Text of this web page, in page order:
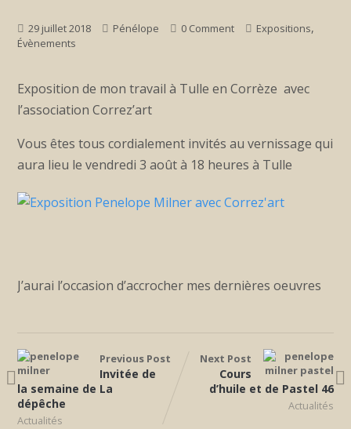
29 juillet 2018 Pénélope 0 Comment Expositions,
Évènements
Exposition de mon travail à Tulle en Corrèze avec
l’association Correz’art
Vous êtes tous cordialement invités au vernissage qui
aura lieu le vendredi 3 août à 18 heures à Tulle
J’aurai l’occasion d’accrocher mes dernières oeuvres
Previous Post
Invitée de
la semaine de La
dépêche
Actualités
Next Post
Cours
d’huile et de Pastel 46
Actualités